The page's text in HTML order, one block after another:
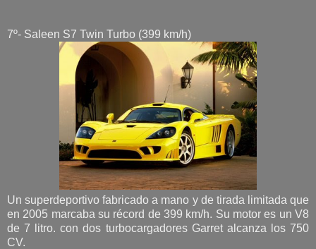
7º- Saleen S7 Twin Turbo (399 km/h)
Un superdeportivo fabricado a mano y de tirada limitada que
en 2005 marcaba su récord de 399 km/h. Su motor es un V8
de 7 litro. con dos turbocargadores Garret alcanza los 750
CV.